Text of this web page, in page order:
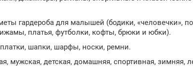
гардероба для малышей (бодики, «человечки»,
платья, футболки, кофты, брюки и юбки).
платки, шапки, шарфы, носки, ремни.
мужская, детская, домашняя, спортивная, зимняя,